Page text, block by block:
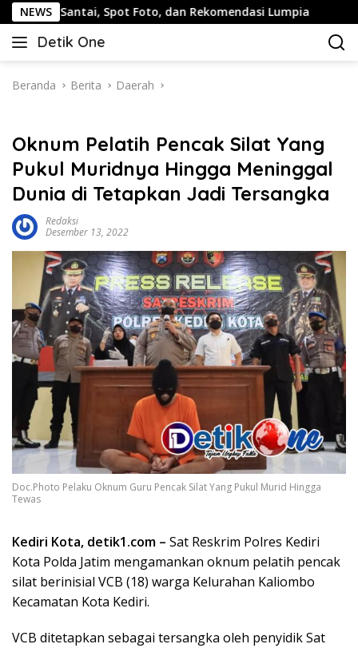
Langsung
ke
konten
NEWS
Spot Foto, dan Rekomendasi Lumpia Panduan
Detik One
Tajam
Fakta
Beranda Berita Daerah
Oknum Pelatih Pencak Silat Yang
Pukul Muridnya Hingga Meninggal
Dunia di Tetapkan Jadi Tersangka
Redaksi
Desember 13, 2022
Doc.Photo Pelaku Oknum Guru Pencak Silat Yang Pukul Murid Hingga
Tewas
Kediri Kota, detik1.com – Sat Reskrim Polres Kediri
Kota Polda Jatim mengamankan oknum pelatih pencak
silat berinisial VCB (18) warga Kelurahan Kaliombo
Kecamatan Kota Kediri.
VCB ditetapkan sebagai tersangka oleh penyidik Sat